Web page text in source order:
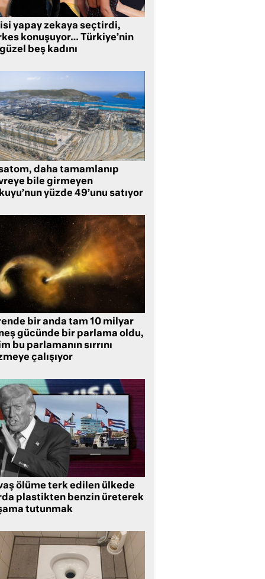
yapay zekaya seçtirdi,
konuşuyor… Türkiye’nin
beş kadını
daha tamamlanıp
bile girmeyen
yüzde 49’unu satıyor
bir anda tam 10 milyar
gücünde bir parlama oldu,
bu parlamanın sırrını
çalışıyor
ölüme terk edilen ülkede
plastikten benzin üreterek
tutunmak